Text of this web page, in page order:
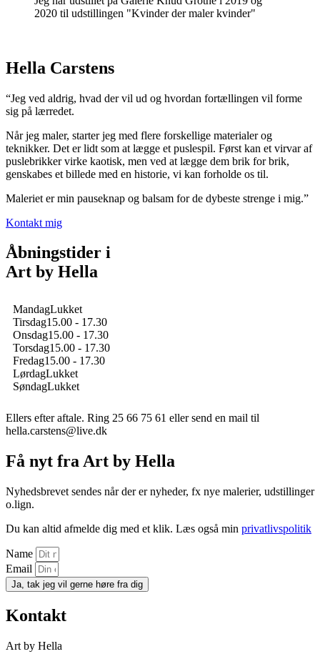
2020 til udstillingen "Kvinder der maler kvinder"
Hella Carstens
“Jeg ved aldrig, hvad der vil ud og hvordan fortællingen vil forme
sig på lærredet.
Når jeg maler, starter jeg med flere forskellige materialer og
teknikker. Det er lidt som at lægge et puslespil. Først kan et virvar af
puslebrikker virke kaotisk, men ved at lægge dem brik for brik,
genskabes et billede med en historie, vi kan forholde os til.
Maleriet er min pauseknap og balsam for de dybeste strenge i mig.”
Kontakt mig
Åbningstider i
Art by Hella
MandagLukket
Tirsdag15.00 - 17.30
Onsdag15.00 - 17.30
Torsdag15.00 - 17.30
Fredag15.00 - 17.30
LørdagLukket
SøndagLukket
Ellers efter aftale. Ring 25 66 75 61 ellersend en mail til
hella.carstens@live.dk
Få nyt fra Art by Hella
Nyhedsbrevet sendes når der er nyheder, fx nye malerier, udstillinger
o.lign.
Du kan altid afmelde dig med et klik. Læs også min privatlivspolitik
Name
Email
Ja, tak jeg vil gerne høre fra dig
Kontakt
Art by Hella